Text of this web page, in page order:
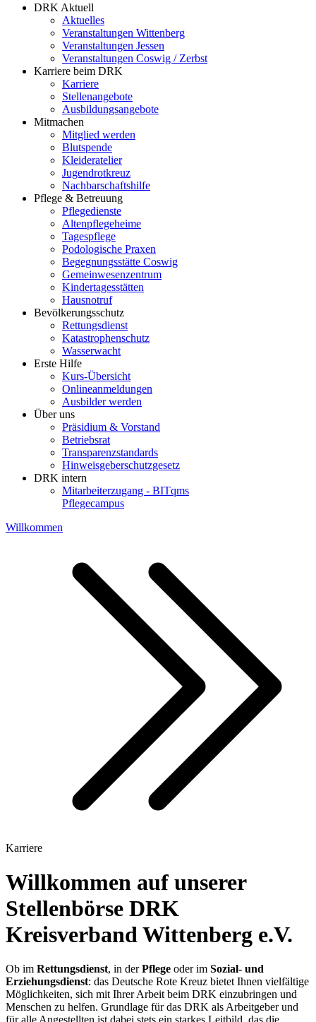
DRK Aktuell
Aktuelles
Veranstaltungen Wittenberg
Veranstaltungen Jessen
Veranstaltungen Coswig / Zerbst
Karriere beim DRK
Karriere
Stellenangebote
Ausbildungsangebote
Mitmachen
Mitglied werden
Blutspende
Kleideratelier
Jugendrotkreuz
Nachbarschaftshilfe
Pflege & Betreuung
Pflegedienste
Altenpflegeheime
Tagespflege
Podologische Praxen
Begegnungsstätte Coswig
Gemeinwesenzentrum
Kindertagesstätten
Hausnotruf
Bevölkerungsschutz
Rettungsdienst
Katastrophenschutz
Wasserwacht
Erste Hilfe
Kurs-Übersicht
Onlineanmeldungen
Ausbilder werden
Über uns
Präsidium & Vorstand
Betriebsrat
Transparenzstandards
Hinweisgeberschutzgesetz
DRK intern
Mitarbeiterzugang - BITqms
Pflegecampus
Willkommen
Karriere
Willkommen auf unserer
Stellenbörse DRK
Kreisverband Wittenberg e.V.
Ob im Rettungsdienst, in derPflege oder im Sozial- und
Erziehungsdienst: das Deutsche Rote Kreuz bietet Ihnen vielfältige
Möglichkeiten, sich mit Ihrer Arbeit beim DRK einzubringen und
Menschen zu helfen. Grundlage für das DRK als Arbeitgeber und